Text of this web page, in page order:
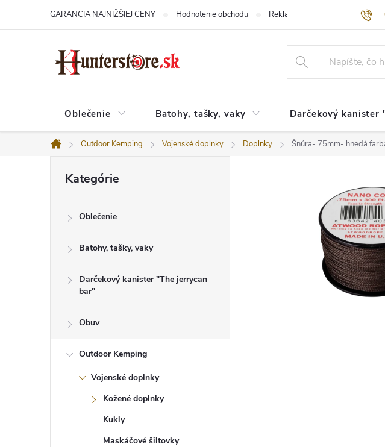
GARANCIA NAJNIŽŠIEJ CENY Hodnotenie obchodu Reklamačný poriadok
Oblečenie Batohy, tašky, vaky Darčekový kanister
Domov
Outdoor Kemping Vojenské doplnky Doplnky Šnúra- 75mm- hnedá
kategórie
Kategórie
Oblečenie
Batohy, tašky, vaky
Darčekový kanister "The jerrycan
bar"
Obuv
Outdoor Kemping
Vojenské doplnky
Kožené doplnky
Kukly
Maskáčové šiltovky